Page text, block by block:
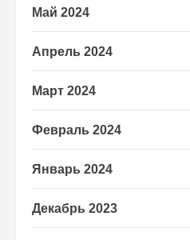
Май 2024
Апрель 2024
Март 2024
Февраль 2024
Январь 2024
Декабрь 2023